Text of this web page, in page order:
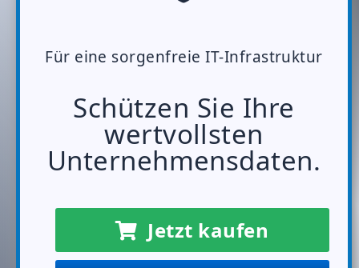
Für eine sorgenfreie IT-Infrastruktur
Schützen Sie Ihre
wertvollsten
Unternehmensdaten.
Jetzt kaufen